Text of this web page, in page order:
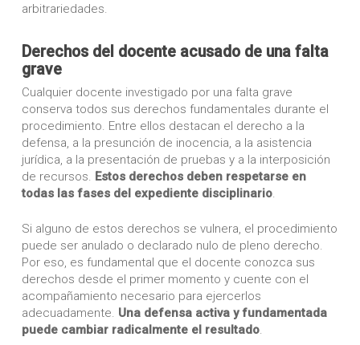
arbitrariedades.
Derechos del docente acusado de una falta
grave
Cualquier docente investigado por una falta grave
conserva todos sus derechos fundamentales durante el
procedimiento. Entre ellos destacan el derecho a la
defensa, a la presunción de inocencia, a la asistencia
jurídica, a la presentación de pruebas y a la interposición
de recursos. Estos derechos deben respetarse en
todas las fases del expediente disciplinario.
Si alguno de estos derechos se vulnera, el procedimiento
puede ser anulado o declarado nulo de pleno derecho.
Por eso, es fundamental que el docente conozca sus
derechos desde el primer momento y cuente con el
acompañamiento necesario para ejercerlos
adecuadamente. Una defensa activa y fundamentada
puede cambiar radicalmente el resultado.